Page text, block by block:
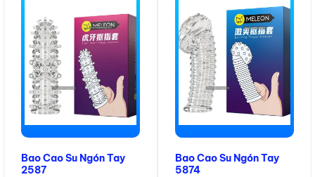
Bao Cao Su Ngón Tay
2587
Bao Cao Su Ngón Tay
5874